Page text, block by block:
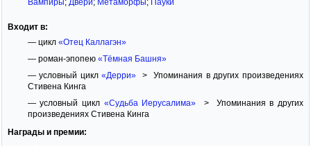
Входит в:
— цикл «Отец Каллагэн»
— роман-эпопею «Тёмная Башня»
— условный цикл«Дерри» > Упоминания в других произведениях
Стивена Кинга
— условный цикл «Судьба Иерусалима» > Упоминания в других
произведениях Стивена Кинга
Награды и премии: